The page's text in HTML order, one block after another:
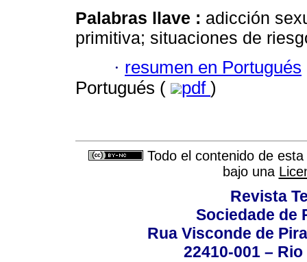
Palabras llave : adicción
primitiva; situaciones de
· resumen en Portugués
Portugués (
pdf )
Todo el contenido de
bajo una
Revista
Sociedade de
Rua Visconde de
22410-001 –